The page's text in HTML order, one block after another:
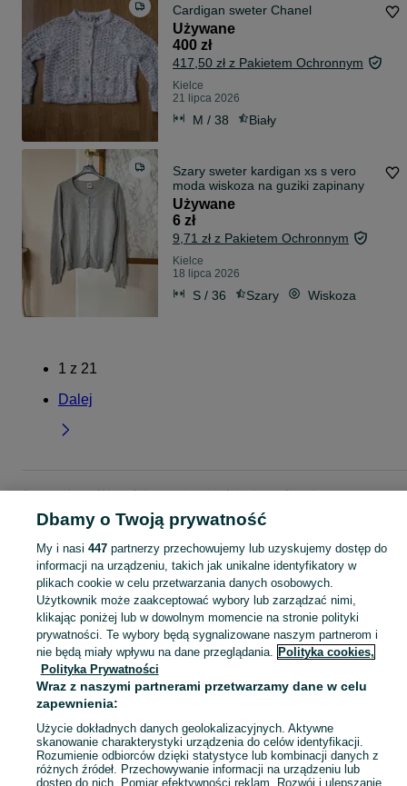
Cardigan sweter Chanel
Używane
400 zł
417,50 zł z Pakietem Ochronnym
Kielce
21 lipca 2026
M / 38 Biały
Szary sweter kardigan xs s vero
moda wiskoza na guziki zapinany
Używane
6 zł
9,71 zł z Pakietem Ochronnym
Kielce
18 lipca 2026
S / 36 Szary Wiskoza
1 z 21
Dalej
Strona główna Moda Ubrania damskie Kardigany
Kardigany -
Świętokrzyskie
Kardigany - Kielce
KATEGORIA
Szeroki wybór kardiganów damskich Kielce ▶️ długie, krótkie, wełniane i bawełniane ✅ Nowe i używane w dobrych cenach ✌ Sprawdź oferty na OLX.pl! Zobacz
Mapa kategorii
Mapa miejscowości
Mapa ministron
Popularne wyszukiwania
Dbamy o Twoją prywatność
My i nasi 447partnerzy przechowujemy lub uzyskujemy dostęp do
informacji na urządzeniu, takich jak unikalne identyfikatory w
plikach cookie w celu przetwarzania danych osobowych.
Użytkownik może zaakceptować wybory lub zarządzać nimi,
klikając poniżej lub w dowolnym momencie na stronie polityki
prywatności. Te wybory będą sygnalizowane naszym partnerom i
nie będą miały wpływu na dane przeglądania. Polityka cookies,
Polityka Prywatności
Wraz z naszymi partnerami przetwarzamy dane w celu
zapewnienia:
Użycie dokładnych danych geolokalizacyjnych. Aktywne
skanowanie charakterystyki urządzenia do celów identyfikacji.
Rozumienie odbiorców dzięki statystyce lub kombinacji danych z
różnych źródeł. Przechowywanie informacji na urządzeniu lub
dostęp do nich. Pomiar efektywności reklam. Rozwój i ulepszanie